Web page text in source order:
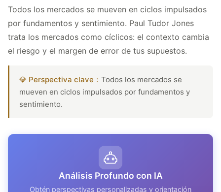
Todos los mercados se mueven en ciclos impulsados
por fundamentos y sentimiento. Paul Tudor Jones
trata los mercados como cíclicos: el contexto cambia
el riesgo y el margen de error de tus supuestos.
💎 Perspectiva clave： Todos los mercados se
mueven en ciclos impulsados por fundamentos y
sentimiento.
Análisis Profundo con IA
Obtén perspectivas personalizadas y orientación